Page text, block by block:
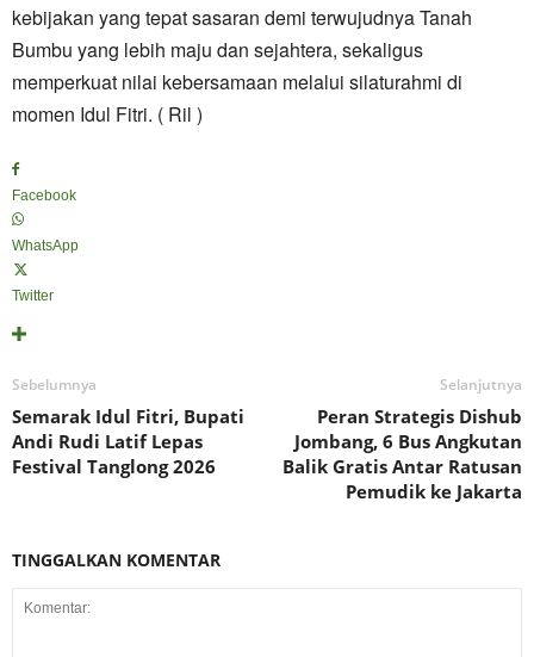
kebijakan yang tepat sasaran demi terwujudnya Tanah
Bumbu yang lebih maju dan sejahtera, sekaligus
memperkuat nilai kebersamaan melalui silaturahmi di
momen Idul Fitri. ( Ril )
Facebook
WhatsApp
Twitter
Sebelumnya
Semarak Idul Fitri, Bupati
Andi Rudi Latif Lepas
Festival Tanglong 2026
Selanjutnya
Peran Strategis Dishub
Jombang, 6 Bus Angkutan
Balik Gratis Antar Ratusan
Pemudik ke Jakarta
TINGGALKAN KOMENTAR